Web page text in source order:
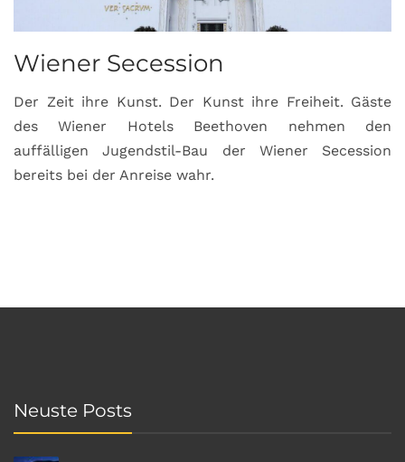
Wiener Secession
Der Zeit ihre Kunst. Der Kunst ihre Freiheit. Gäste
des Wiener Hotels Beethoven nehmen den
auffälligen Jugendstil-Bau der Wiener Secession
bereits bei der Anreise wahr.
Neuste Posts